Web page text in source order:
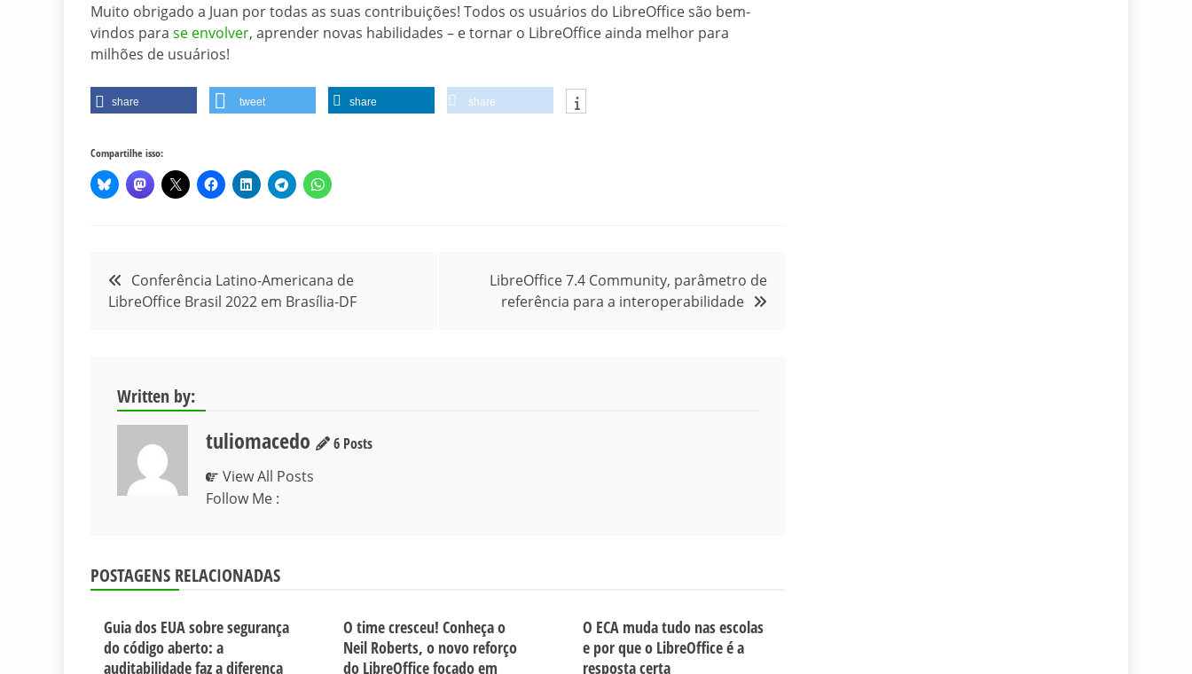
Muito obrigado a Juan por todas as suas contribuições! Todos os usuários do LibreOffice são bem-
vindos para se envolver, aprender novas habilidades – e tornar o LibreOffice ainda melhor para
milhões de usuários!
share tweet share share
Compartilhe isso:
Navegação
de
Conferência Latino-Americana de
LibreOffice Brasil 2022 em Brasília-DF
LibreOffice 7.4 Community, parâmetro de
referência para a interoperabilidade
Written by:
tuliomacedo
6 Posts
View All Posts
Follow Me :
POSTAGENS RELACIONADAS
Guia dos EUA sobre segurança
do código aberto: a
auditabilidade faz a diferença
O time cresceu! Conheça o
Neil Roberts, o novo reforço
do LibreOffice focado em
O ECA muda tudo nas escolas
e por que o LibreOffice é a
resposta certa